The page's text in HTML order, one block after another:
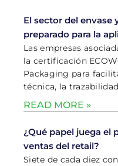
El sector del envase
preparado para la
Las empresas
la certificación
Packaging para
técnica, la
READ MORE »
¿Qué papel juega el
ventas del retail?
Siete de cada diez